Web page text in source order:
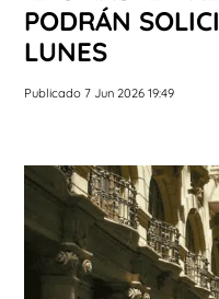
PODRÁN
LUNES
Publicado 7 Jun 2026 19:49